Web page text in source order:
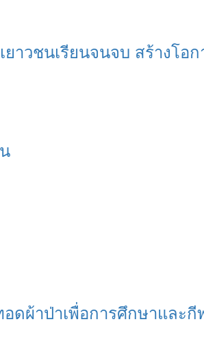
วชนเรียนจนจบ สร้างโอก
ดผ้าป่าเพื่อการศึกษาและกี